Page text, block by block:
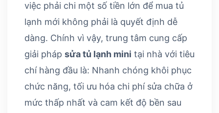
việc phải chi một số tiền lớn để mua tủ
lạnh mới không phải là quyết định dễ
dàng. Chính vì vậy, trung tâm cung cấp
giải pháp sửa tủ lạnh mini tại nhà với tiêu
chí hàng đầu là: Nhanh chóng khôi phục
chức năng, tối ưu hóa chi phí sửa chữa ở
mức thấp nhất và cam kết độ bền sau